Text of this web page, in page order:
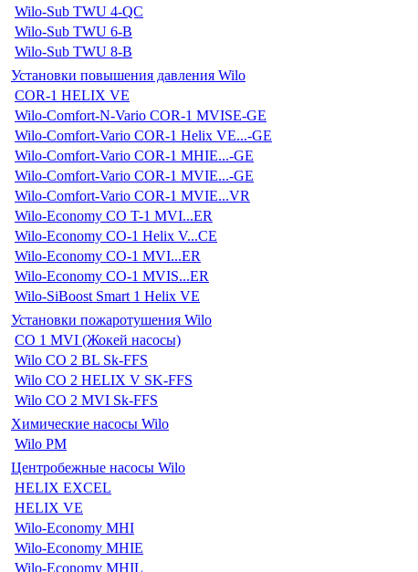
Wilo-Sub TWU 4-QC
Wilo-Sub TWU 6-B
Wilo-Sub TWU 8-B
Установки повышения давления Wilo
COR-1 HELIX VE
Wilo-Comfort-N-Vario COR-1 MVISE-GE
Wilo-Comfort-Vario COR-1 Helix VE...-GE
Wilo-Comfort-Vario COR-1 MHIE...-GE
Wilo-Comfort-Vario COR-1 MVIE...-GE
Wilo-Comfort-Vario COR-1 MVIE...VR
Wilo-Economy CO T-1 MVI...ER
Wilo-Economy CO-1 Helix V...CE
Wilo-Economy CO-1 MVI...ER
Wilo-Economy CO-1 MVIS...ER
Wilo-SiBoost Smart 1 Helix VE
Установки пожаротушения Wilo
CO 1 MVI (Жокей насосы)
Wilo CO 2 BL Sk-FFS
Wilo CO 2 HELIX V SK-FFS
Wilo CO 2 MVI Sk-FFS
Химические насосы Wilo
Wilo PM
Центробежные насосы Wilo
HELIX EXCEL
HELIX VE
Wilo-Economy MHI
Wilo-Economy MHIE
Wilo-Economy MHIL